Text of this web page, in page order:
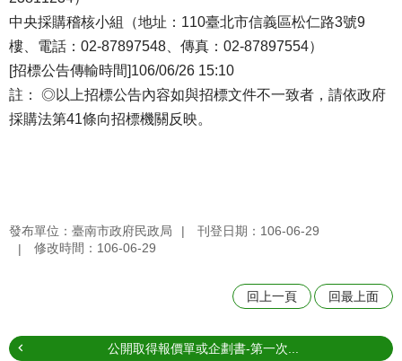
中央採購稽核小組（地址：110臺北市信義區松仁路3號9
樓、電話：02-87897548、傳真：02-87897554）
[招標公告傳輸時間]106/06/26 15:10
註： ◎以上招標公告內容如與招標文件不一致者，請依政府
採購法第41條向招標機關反映。
發布單位：臺南市政府民政局
刊登日期：106-06-29
修改時間：106-06-29
回上一頁 回最上面
公開取得報價單或企劃書-第一次...